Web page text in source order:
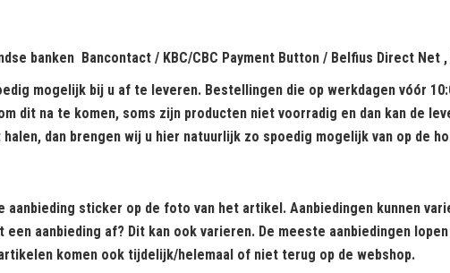
banken Bancontact / KBC/CBC Payment Button / Belfius Direct Net ,
mogelijk bij u af te leveren. Bestellingen die op werkdagen vóór
dit na te komen, soms zijn producten niet voorradig en dan kan de
dan brengen wij u hier natuurlijk zo spoedig mogelijk van op de
aanbieding sticker op de foto van het artikel. Aanbiedingen kunnen
aanbieding af? Dit kan ook varieren. De meeste aanbiedingen
komen ook tijdelijk/helemaal of niet terug op de webshop.